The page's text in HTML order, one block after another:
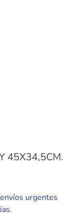
45X34,5CM.
urgentes